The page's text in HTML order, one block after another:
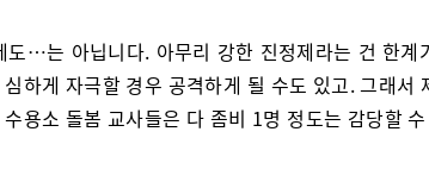
도…는 아닙니다. 아무리 강한 진정제라는 건 한계
하게 자극할 경우 공격하게 될 수도 있고. 그래서
용소 돌봄 교사들은 다 좀비 1명 정도는 감당할